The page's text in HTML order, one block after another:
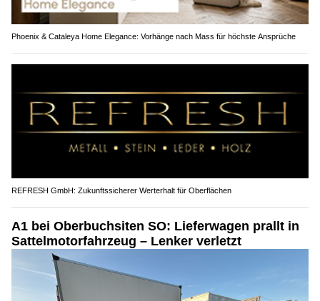
Phoenix & Cataleya Home Elegance: Vorhänge nach Mass für höchste Ansprüche
REFRESH GmbH: Zukunftssicherer Werterhalt für Oberflächen
A1 bei Oberbuchsiten SO: Lieferwagen prallt in
Sattelmotorfahrzeug – Lenker verletzt